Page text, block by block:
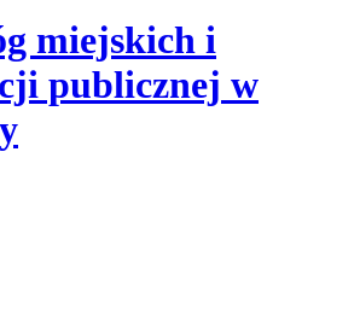
miejskich i
publicznej w